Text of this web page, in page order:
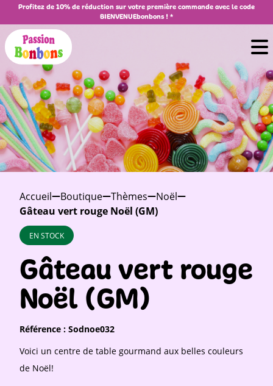
Profitez de 10% de réduction sur votre première commande avec le code
BIENVENUEbonbons ! *
Accueil Boutique Thèmes Noël
Gâteau vert rouge Noël (GM)
EN STOCK
Gâteau vert rouge
Noël (GM)
Référence : Sodnoe032
Voici un centre de table gourmand aux belles couleurs
de Noël!